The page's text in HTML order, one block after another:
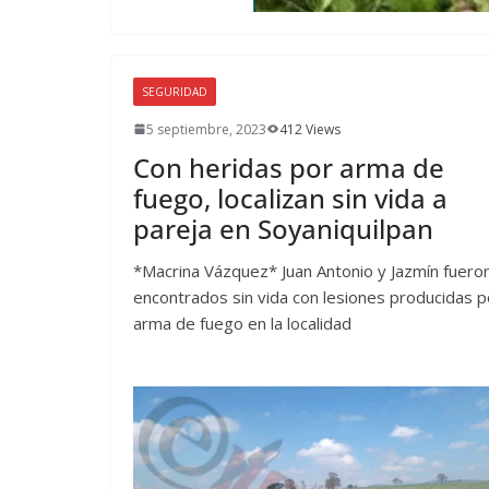
SEGURIDAD
5 septiembre, 2023 412 Views
Con heridas por arma de
fuego, localizan sin vida a
pareja en Soyaniquilpan
*Macrina Vázquez* Juan Antonio y Jazmín
encontrados sin vida con lesiones producidas
arma de fuego en la localidad